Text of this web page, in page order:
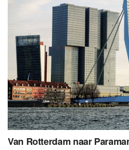
Van Rotterdam naar